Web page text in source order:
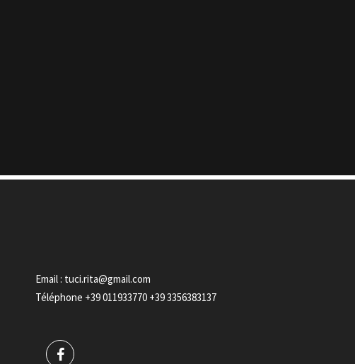
Email : tuci.rita@gmail.com
Téléphone +39 011933770 +39 3356383137